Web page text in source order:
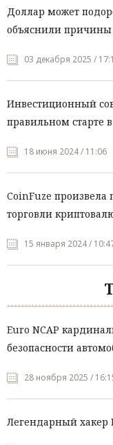
Доллар может
объяснили причины
03 декабря 2025 /
Инвестиционный
правильном старте
18 июня 2024 / 11:06
CoinFuze произвела
торговли
15 января 2024 /
Euro NCAP
безопасности
28 ноября 2025 /
Легендарный хакер